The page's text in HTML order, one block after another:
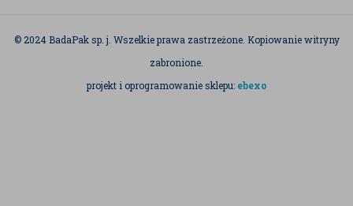
© 2024 BadaPak sp. j. Wszelkie prawa zastrzeżone. Kopiowanie witryny
zabronione.
projekt i oprogramowanie sklepu: ebexo